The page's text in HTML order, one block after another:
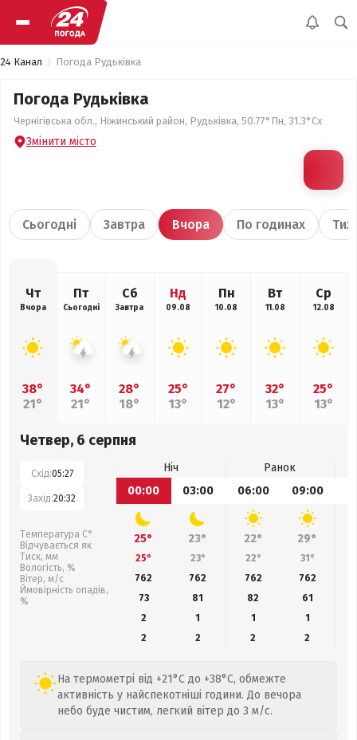
24 Канал Погода Рудьківка
Погода Рудьківка
Чернігівська обл., Ніжинський район, Рудьківка, 50.77°Пн, 31.3°Сх
Змінити місто
Сьогодні Завтра Вчора По годинах
Чт
Вчора
38°
21°
Пт
Сьогодні
34°
21°
Сб
Завтра
28°
18°
Нд
09.08
25°
13°
Пн
10.08
27°
12°
Вт
11.08
32°
13°
Ср
12.08
25°
13°
Четвер, 6 серпня
Схід:05:27
Захід:20:32
Температура С°
Відчувається як
Тиск, мм
Вологість, %
Вітер, м/с
Ймовірність опадів,
%
Ніч
Ранок
00:00
03:00 06:00 09:00
25° 23° 22° 29°
25° 23° 22° 31°
762
762 762 762
73
81 82 61
2
1 1
1
2
2 2 2
На термометрі від +21°C до +38°C, обмежте
активність у найспекотніші години. До вечора
небо буде чистим, легкий вітер до 3 м/с.